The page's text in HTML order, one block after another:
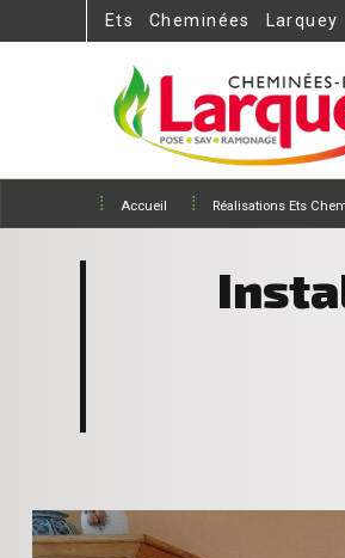
Ets Cheminées
Accueil Réalisations Ets
Panneau de gestion des cookies